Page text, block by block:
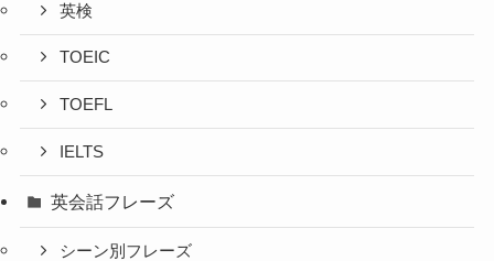
英検
TOEIC
TOEFL
IELTS
英会話フレーズ
シーン別フレーズ